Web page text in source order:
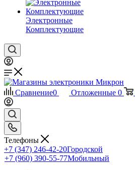
Электронные
Комплектующие
Сравнение0 Отложенные 0
Телефоны
+7 (347) 246-42-20Городской
+7 (960) 390-55-77Мобильный